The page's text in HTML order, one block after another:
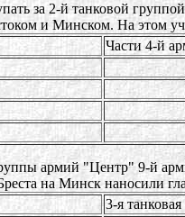
за 2-й танковой
и Минском. На этом
Части 4-й
армий "Центр" 9-й
на Минск наносили
3-я